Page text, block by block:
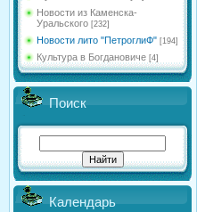
Новости из Каменска-
Уральского [232]
Новости лито "ПетроглиФ" [194]
Культура в Богдановиче [4]
Поиск
Календарь